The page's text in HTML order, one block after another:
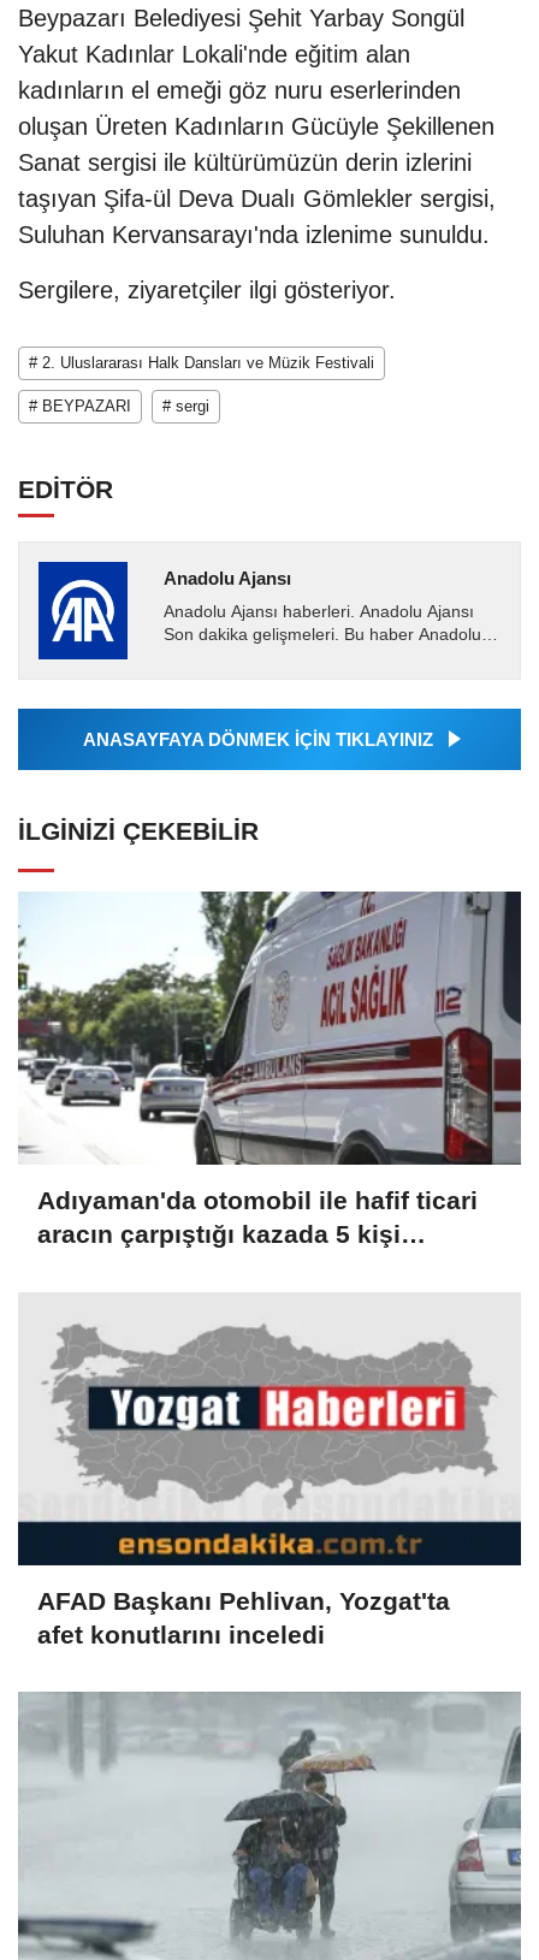
Beypazarı Belediyesi Şehit Yarbay Songül
Yakut Kadınlar Lokali'nde eğitim alan
kadınların el emeği göz nuru eserlerinden
oluşan Üreten Kadınların Gücüyle Şekillenen
Sanat sergisi ile kültürümüzün derin izlerini
taşıyan Şifa-ül Deva Dualı Gömlekler sergisi,
Suluhan Kervansarayı'nda izlenime sunuldu.
Sergilere, ziyaretçiler ilgi gösteriyor.
# 2. Uluslararası Halk Dansları ve Müzik Festivali
# BEYPAZARI # sergi
EDİTÖR
Anadolu Ajansı
Anadolu Ajansı haberleri. Anadolu Ajansı
Son dakika gelişmeleri. Bu haber Anadolu
Ajansı tarafından...
ANASAYFAYA DÖNMEK İÇİN TIKLAYINIZ
İLGINIZI ÇEKEBILIR
Adıyaman'da otomobil ile hafif ticari
aracın çarpıştığı kazada 5 kişi
AFAD Başkanı Pehlivan, Yozgat'ta
afet konutlarını inceledi